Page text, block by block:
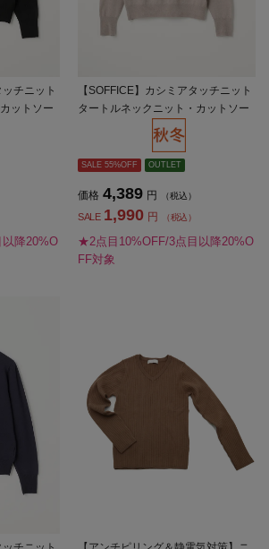
ッチニット
ットソー
ディー
降20%O
【SOFFICE】カシミアタッチニット
タートルネックニット・カットソー
長袖ソフィーチェ秋冬【レディー
SALE 55%OFF OUTLET
価格 4,389 円 （税込）
SALE 1,990 円 （税込）
★2点目10%OFF/3点目以降20%O
FF対象